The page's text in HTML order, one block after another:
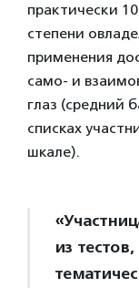
практически
степени
применения
само- и
глаз (средний
списках
шкале).
из